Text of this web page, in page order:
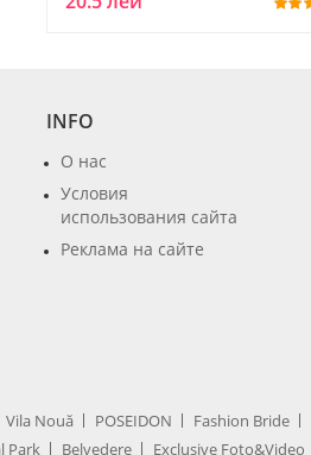
INFO
О нас
Условия
использования сайта
Реклама на сайте
Vila Nouă POSEIDON Fashion Bride
Park Belvedere Exclusive Foto&Video